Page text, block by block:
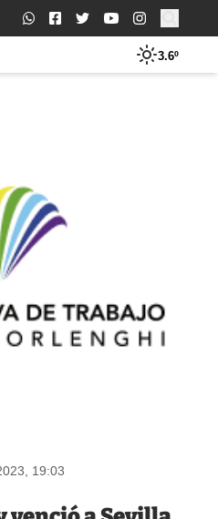
Buscar:
3.6º
19:03